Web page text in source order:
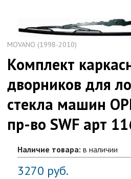
MOVANO (1998-2010)
Комплект
дворников для
стекла машин
пр-во SWF арт
Наличие товара: в наличии
3270 руб.